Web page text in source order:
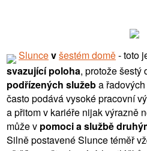
Sluncevšestém domě- toto
svazující poloha, protože šestý
podřízených služeba
často podává vysoké pracovní
a přitom v kariéře nijak výrazně
může v pomoci a službě
Silně postavené Slunce téměř